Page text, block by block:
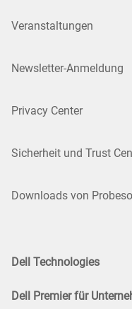
Veranstaltungen
Newsletter-Anmeldung
Privacy Center
Sicherheit und Trust
Downloads von
Dell Technologies
Dell Premier für